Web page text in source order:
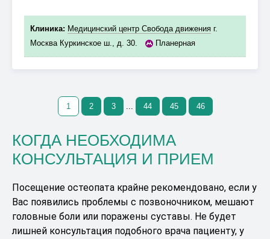
Клиника: Медицинский центр Свобода движения г.
Москва Куркинское ш., д. 30.
Планерная
1 2 3 ... 44 45 46
КОГДА НЕОБХОДИМА
КОНСУЛЬТАЦИЯ И ПРИЕМ
Посещение остеопата крайне рекомендовано, если у
Вас появились проблемы с позвоночником, мешают
головные боли или поражены суставы. Не будет
лишней консультация подобного врача пациенту, у